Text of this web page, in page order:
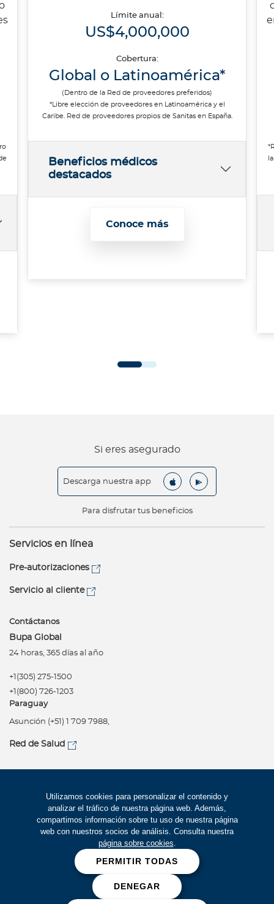
Utilizamos cookies para personalizar el contenido y
analizar el tráfico de nuestra página web. Además,
compartimos información sobre tu uso de nuestra página
web con nuestros socios de análisis. Consulta nuestra
página sobre cookies.
PERMITIR TODAS
DENEGAR
Límite anual:
US$4,000,000
Cobertura:
Global o Latinoamérica*
(Dentro de la Red de proveedores preferidos)
*Libre elección de proveedores en Latinoamérica y el
Caribe. Red de proveedores propios de Sanitas en España.
Conoce más
Beneficios médicos
destacados
Si eres asegurado
Descarga nuestra app
Para disfrutar tus beneficios
Servicios en línea
Pre-autorizaciones
Servicio al cliente
Contáctanos
Bupa Global
24 horas, 365 días al año
+1(305) 275-1500
+1(800) 726-1203
Paraguay
Asunción (+51) 1 709 7988,
Red de Salud
Política de privacidad
Términos de uso
Accesibilidad
Trabaje con Bupa